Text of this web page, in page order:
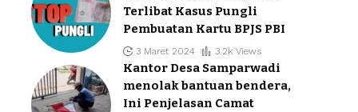
Terlibat Kasus Pungli
Pembuatan Kartu BPJS PBI
3 Maret 2024 3.2k Views
Kantor Desa Samparwadi
menolak bantuan bendera,
Ini Penjelasan Camat